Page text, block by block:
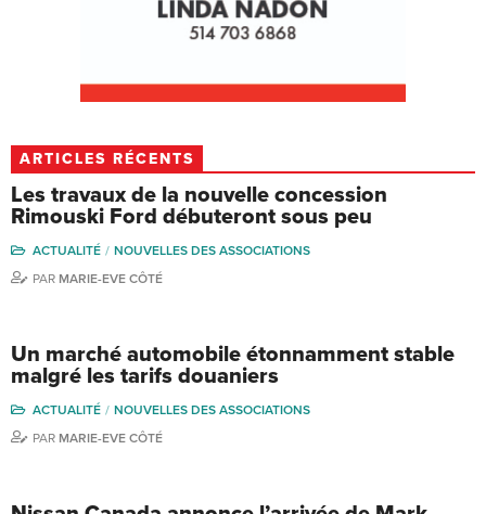
ARTICLES RÉCENTS
Les travaux de la nouvelle concession
Rimouski Ford débuteront sous peu
ACTUALITÉ
NOUVELLES DES ASSOCIATIONS
PAR MARIE-EVE CÔTÉ
Un marché automobile étonnamment stable
malgré les tarifs douaniers
ACTUALITÉ
NOUVELLES DES ASSOCIATIONS
PAR MARIE-EVE CÔTÉ